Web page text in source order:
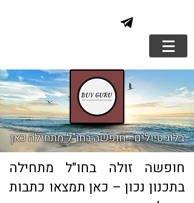
בלוג טיולים - חופשה בחו"ל מתחילה כאן
חופשה זולה בחו"ל מתחילה
בתכנון נכון – כאן תמצאו כתבות